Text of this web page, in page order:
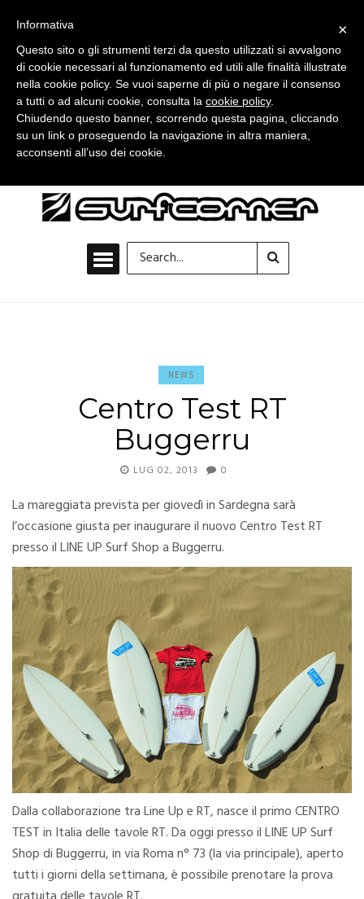
NEWS
Centro Test RT
Buggerru
LUG 02, 2013 0
La mareggiata prevista per giovedì in Sardegna sarà
l’occasione giusta per inaugurare il nuovo Centro Test RT
presso il LINE UP Surf Shop a Buggerru.
Dalla collaborazione tra Line Up e RT, nasce il primo CENTRO
TEST in Italia delle tavole RT. Da oggi presso il LINE UP Surf
Shop di Buggerru, in via Roma n° 73 (la via principale), aperto
tutti i giorni della settimana, è possibile prenotare la prova
×
Informativa
Questo sito o gli strumenti terzi da questo utilizzati si avvalgono
di cookie necessari al funzionamento ed utili alle finalità illustrate
nella cookie policy. Se vuoi saperne di più o negare il consenso
a tutti o ad alcuni cookie, consulta la cookie policy.
Chiudendo questo banner, scorrendo questa pagina, cliccando
su un link o proseguendo la navigazione in altra maniera,
acconsenti all’uso dei cookie.